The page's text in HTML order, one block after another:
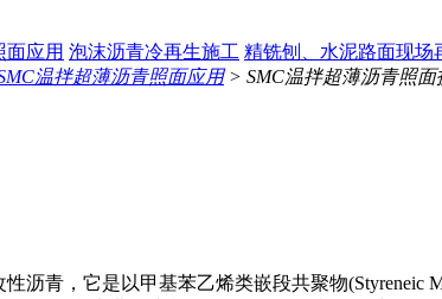
面应用 泡沫沥青冷再生施工 精铣刨、水泥路面现场
温拌超薄沥青照面应用> SMC温拌超薄沥青照面
青，它是以甲基苯乙烯类嵌段共聚物(Styreneic